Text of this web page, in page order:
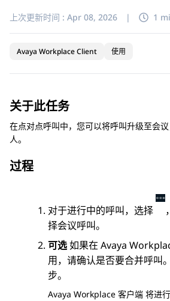
上次更新时间 : Apr 08, 2026 | 1
Avaya Workplace Client 使用
关于此任务
在点对点呼叫中，您可以将呼叫升级至会
人。
过程
对于进行中的呼叫，选择
择会议呼叫。
可选如果在 Avaya
用，请确认是否要合并呼叫
步。
Avaya Workplace 客户端 将进